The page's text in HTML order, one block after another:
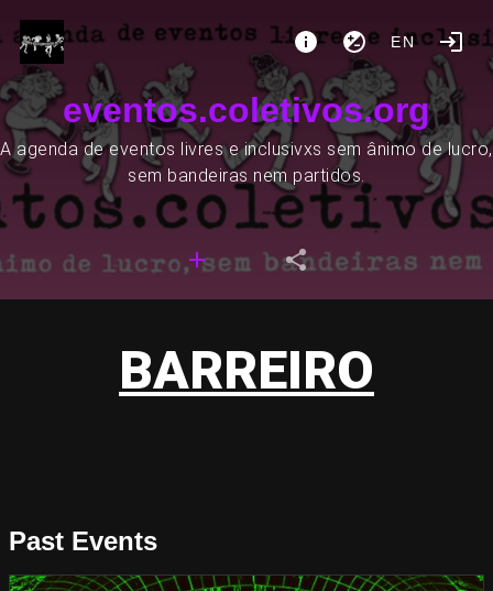
EN
eventos.coletivos.org
A agenda de eventos livres e inclusivxs sem ânimo de lucro,
sem bandeiras nem partidos.
BARREIRO
Past Events